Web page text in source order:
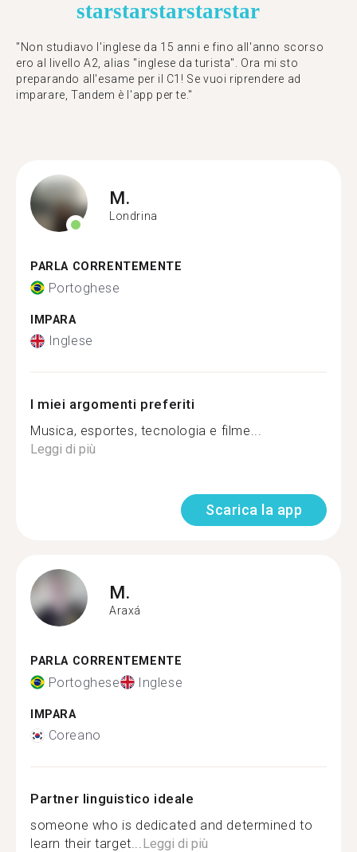
starstarstarstarstar
"Non studiavo l'inglese da 15 anni e fino all'anno scorso
ero al livello A2, alias "inglese da turista". Ora mi sto
preparando all'esame per il C1! Se vuoi riprendere ad
imparare, Tandem è l'app per te."
M.
Londrina
PARLA CORRENTEMENTE
Portoghese
IMPARA
Inglese
I miei argomenti preferiti
Musica, esportes, tecnologia e filme...
Leggi di più
Scarica la app
M.
Araxá
PARLA CORRENTEMENTE
Portoghese Inglese
IMPARA
Coreano
Partner linguistico ideale
someone who is dedicated and determined to
learn their target...Leggi di più